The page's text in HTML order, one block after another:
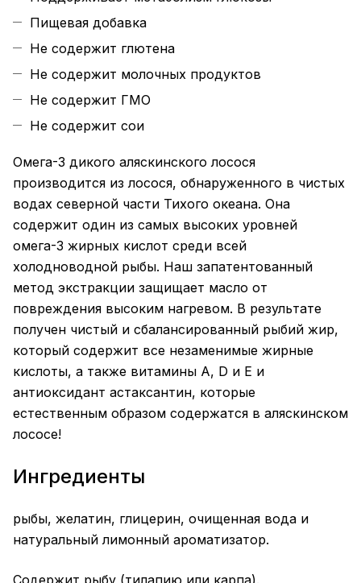
Пищевая добавка
Не содержит глютена
Не содержит молочных продуктов
Не содержит ГМО
Не содержит сои
Омега-3 дикого аляскинского лосося
производится из лосося, обнаруженного в чистых
водах северной части Тихого океана. Она
содержит один из самых высоких уровней
омега-3 жирных кислот среди всей
холодноводной рыбы. Наш запатентованный
метод экстракции защищает масло от
повреждения высоким нагревом. В результате
получен чистый и сбалансированный рыбий жир,
который содержит все незаменимые жирные
кислоты, а также витамины A, D и E и
антиоксидант астаксантин, которые
естественным образом содержатся в аляскинском
лососе!
Ингредиенты
рыбы, желатин, глицерин, очищенная вода и
натуральный лимонный ароматизатор.